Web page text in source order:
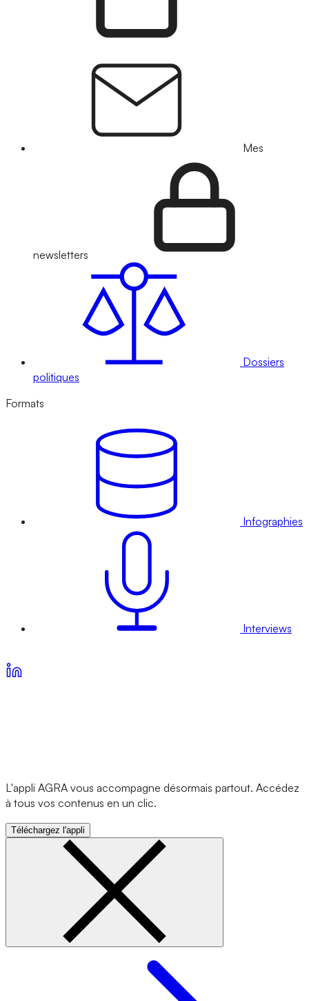
Mes
newsletters
Dossiers
politiques
Formats
Infographies
Interviews
L'appli AGRA vous accompagne désormais partout. Accédez
à tous vos contenus en un clic.
Téléchargez l'appli